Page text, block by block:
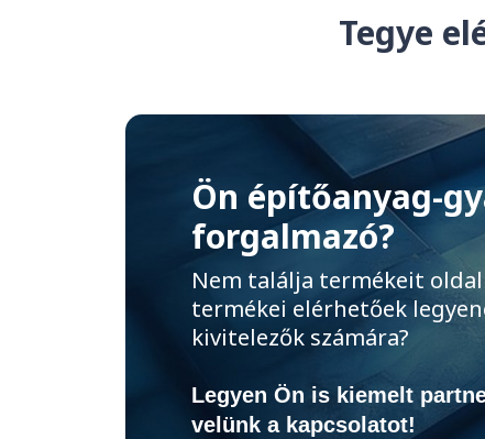
Tegye
Ön építőanyag-
forgalmazó?
Nem találja termékeit
termékei elérhetőek
kivitelezők számára?
Legyen Ön is kiemelt
velünk a kapcsolatot!